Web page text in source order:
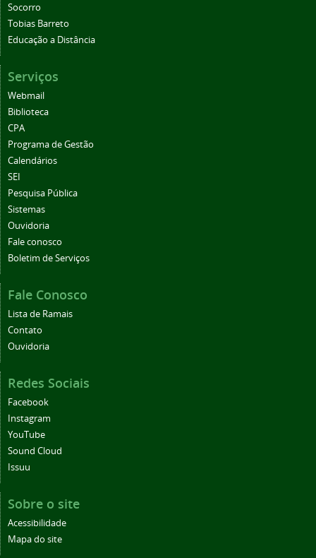
Socorro
Tobias Barreto
Educação a Distância
Serviços
Webmail
Biblioteca
CPA
Programa de Gestão
Calendários
SEI
Pesquisa Pública
Sistemas
Ouvidoria
Fale conosco
Boletim de Serviços
Fale Conosco
Lista de Ramais
Contato
Ouvidoria
Redes Sociais
Facebook
Instagram
YouTube
Sound Cloud
Issuu
Sobre o site
Acessibilidade
Mapa do site